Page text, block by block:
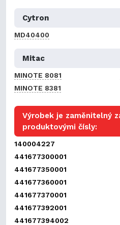
Cytron
MD40400
Mitac
MINOTE 8081
MINOTE 8381
Výrobek je zaměnitelný
produktovými čísly:
140004227
441677300001
441677350001
441677360001
441677370001
441677392001
441677394002